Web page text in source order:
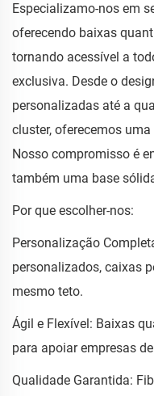
Especializamo-nos em
oferecendo baixas
tornando acessível a
exclusiva. Desde o
personalizadas até a
cluster, oferecemos
Nosso compromisso é
também uma base
Por que escolher-nos:
Personalização
personalizados, caixas
mesmo teto.
Ágil e Flexível: Baixas
para apoiar empresas
Qualidade Garantida: